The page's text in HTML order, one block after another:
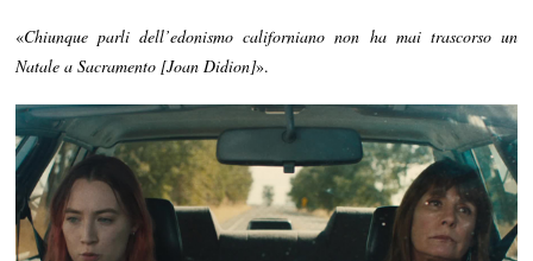
«Chiunque parli dell’edonismo californiano non ha mai trascorso un
Natale a Sacramento [Joan Didion]».